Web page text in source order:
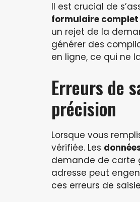
Il est crucial de
formulaire complet
un rejet de la
générer des
en ligne, ce qui ne
Erreurs de
précision
Lorsque vous
vérifiée. Les
demande de carte
adresse peut
ces erreurs de